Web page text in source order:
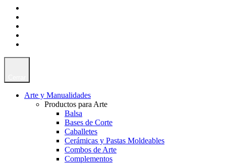
Arte y Manualidades
Productos para Arte
Balsa
Bases de Corte
Caballetes
Cerámicas y Pastas Moldeables
Combos de Arte
Complementos